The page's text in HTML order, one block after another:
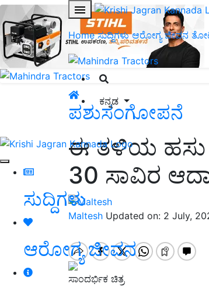
Home ಸುದ್ದಿಗಳು ಆರೋಗ್ಯ ಜೀವನ
ಕನ್ನಡ
ಸುದ್ದಿಗಳು
ಆರೋಗ್ಯ ಜೀವನ
ಪಶುಸಂಗೋಪನೆ
ಈ ತಳಿಯ ಹಸು
30 ಸಾವಿರ
Maltesh Updated on: 2 July,
ಸಾಂದರ್ಭಿಕ ಚಿತ್ರ